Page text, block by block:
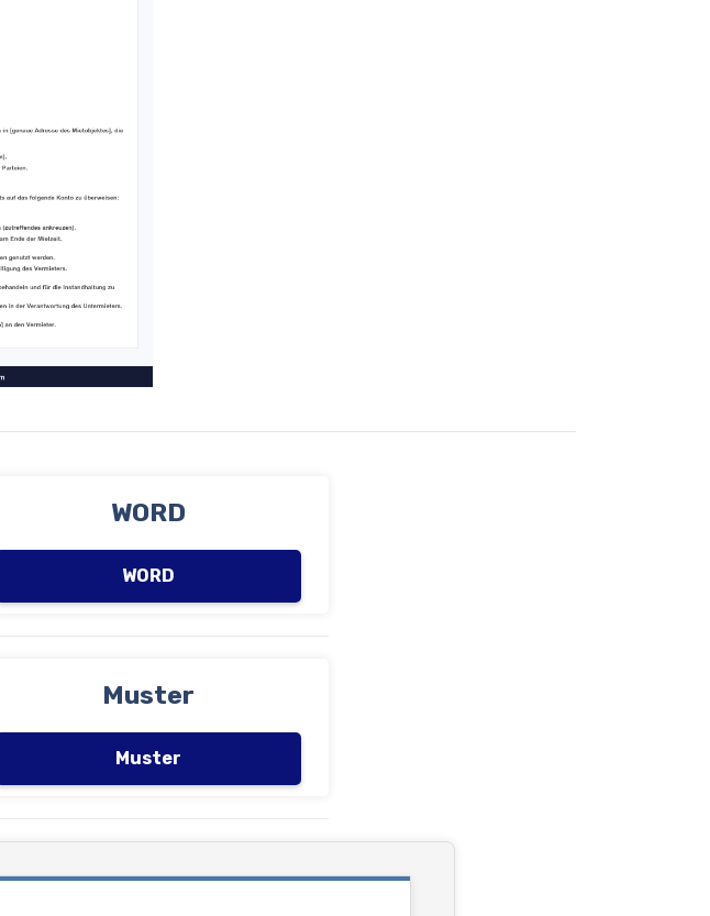
WORD
WORD
Muster
Muster